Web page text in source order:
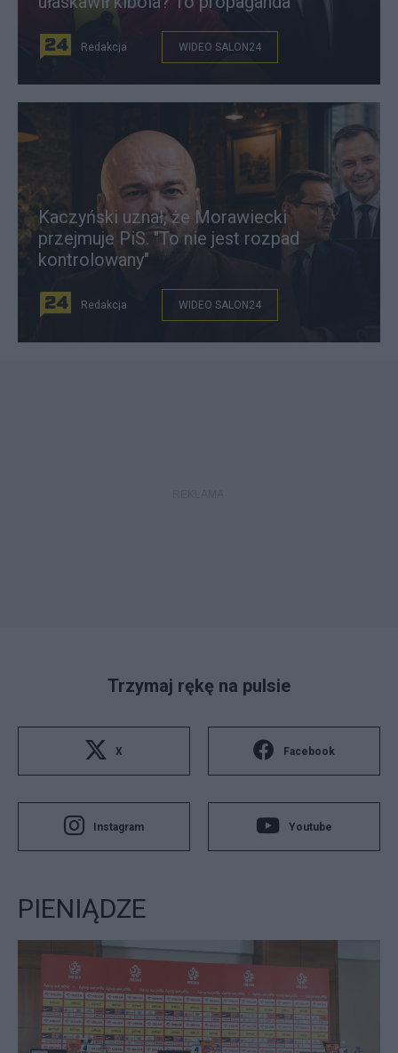
Redakcja WIDEO SALON24
Kaczyński uznał, że Morawiecki
przejmuje PiS. "To nie jest rozpad
kontrolowany"
Redakcja WIDEO SALON24
Trzymaj rękę na pulsie
X Facebook
Instagram Youtube
PIENIĄDZE